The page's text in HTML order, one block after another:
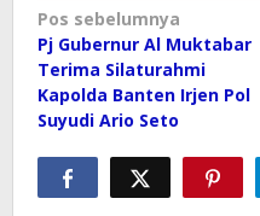
Navigasi
pos
Pos sebelumnya
Pj Gubernur Al Muktabar
Terima Silaturahmi
Kapolda Banten Irjen Pol
Suyudi Ario Seto